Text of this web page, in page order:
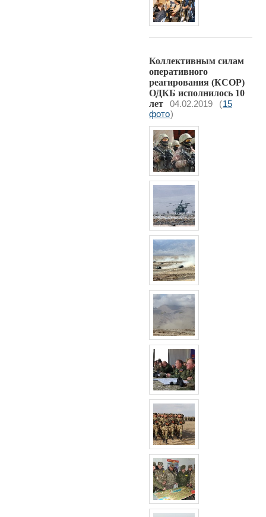
Коллективным силам
оперативного
реагирования (КСОР)
ОДКБ исполнилось 10
лет
04.02.2019 (15
фото)